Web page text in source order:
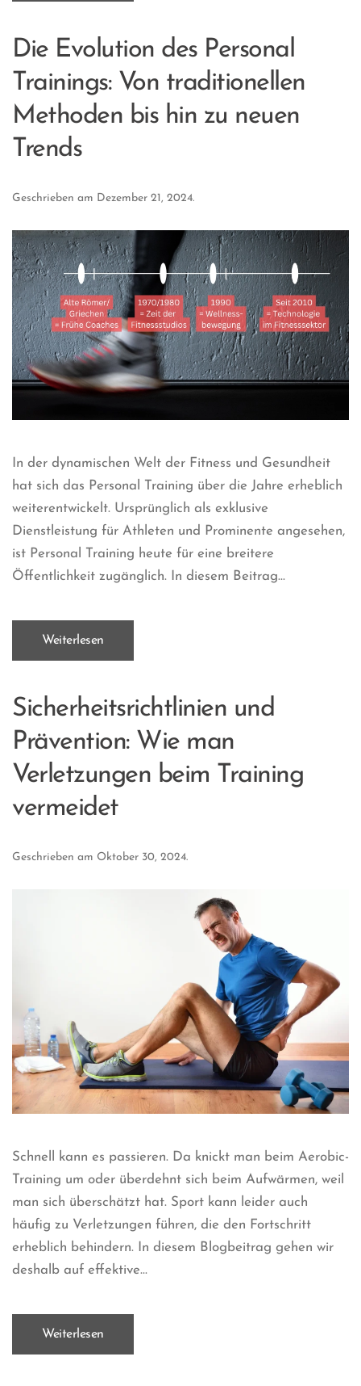
Die Evolution des Personal
Trainings: Von traditionellen
Methoden bis hin zu neuen
Trends
Geschrieben am Dezember 21, 2024.
In der dynamischen Welt der Fitness und Gesundheit
hat sich das Personal Training über die Jahre erheblich
weiterentwickelt. Ursprünglich als exklusive
Dienstleistung für Athleten und Prominente angesehen,
ist Personal Training heute für eine breitere
Öffentlichkeit zugänglich. In diesem Beitrag...
Weiterlesen
Sicherheitsrichtlinien und
Prävention: Wie man
Verletzungen beim Training
vermeidet
Geschrieben am Oktober 30, 2024.
Schnell kann es passieren. Da knickt man beim Aerobic-
Training um oder überdehnt sich beim Aufwärmen, weil
man sich überschätzt hat. Sport kann leider auch
häufig zu Verletzungen führen, die den Fortschritt
erheblich behindern. In diesem Blogbeitrag gehen wir
deshalb auf effektive...
Weiterlesen